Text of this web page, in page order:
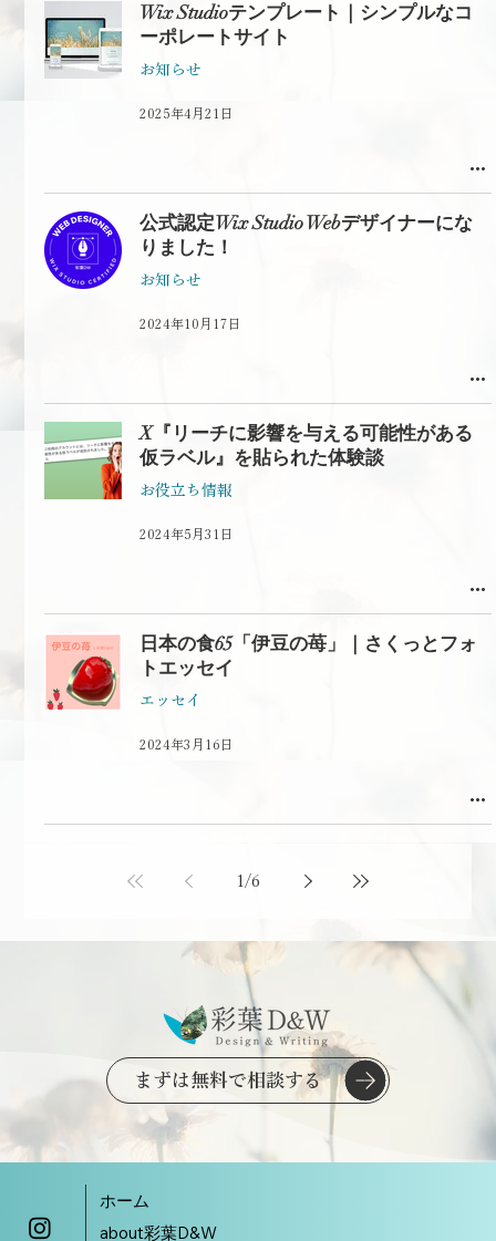
Wix Studioテンプレート｜シンプルなコ
ーポレートサイト
お知らせ
2025年4月21日
公式認定Wix Studio Webデザイナーにな
りました！
お知らせ
2024年10月17日
X『リーチに影響を与える可能性がある
仮ラベル』を貼られた体験談
お役立ち情報
2024年5月31日
日本の食65「伊豆の苺」｜さくっとフォ
トエッセイ
エッセイ
2024年3月16日
1 /6
まずは無料で相談する
ホーム
about彩葉D&W